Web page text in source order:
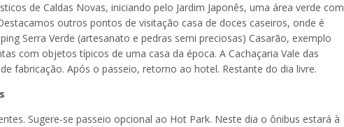
de Caldas Novas, iniciando pelo Jardim Japonês, uma área verde com
outros pontos de visitação casa de doces caseiros, onde é
Serra Verde (artesanato e pedras semi preciosas) Casarão, exemplo
com objetos típicos de uma casa da época. A Cachaçaria Vale das
fabricação. Após o passeio, retorno ao hotel. Restante do dia livre.
Sugere-se passeio opcional ao Hot Park. Neste dia o ônibus estará à